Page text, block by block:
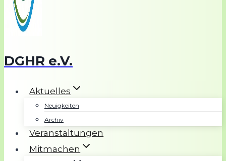
DGHR e.V.
Aktuelles
Neuigkeiten
Archiv
Veranstaltungen
Mitmachen